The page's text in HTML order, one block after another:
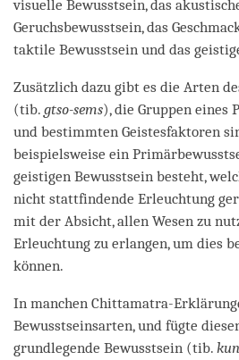
visuelle Bewusstsein, das
Geruchsbewusstsein, das
taktile Bewusstsein und das
Zusätzlich dazu gibt es die Arten
(tib. gtso-sems), die Gruppen eines
und bestimmten Geistesfaktoren
beispielsweise ein
geistigen Bewusstsein besteht,
nicht stattfindende Erleuchtung
mit der Absicht, allen Wesen zu
Erleuchtung zu erlangen, um dies
können.
In manchen Chittamatra-
Bewusstseinsarten, und fügte
grundlegende Bewusstsein (tib.